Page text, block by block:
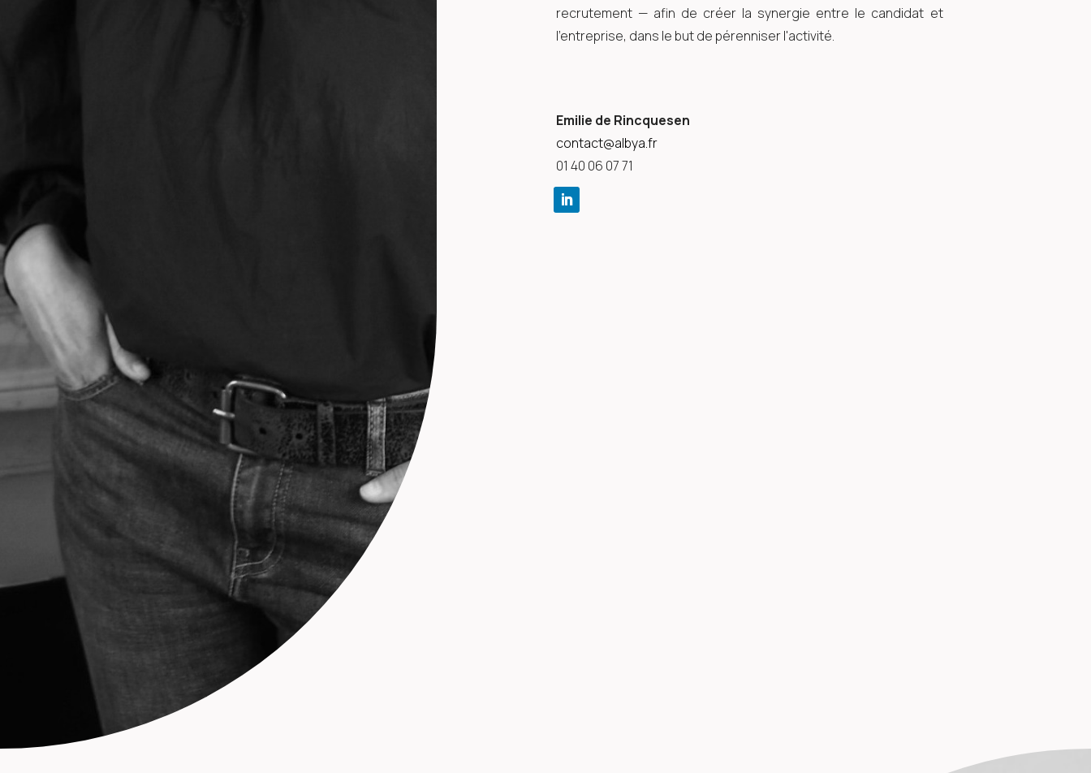
recrutement — afin de créer la synergie entre le candidat et
l'entreprise, dans le but de pérenniser l'activité.
Emilie de Rincquesen
contact@albya.fr
01 40 06 07 71